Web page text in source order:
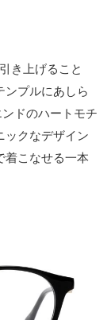
き上げること
ンプルにあしら
ドのハートモチ
ックなデザイン
着こなせる一本